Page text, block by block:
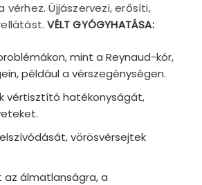
vérhez. Újjászervezi, erősíti,
VÉLT GYÓGYHATÁSA:
mint a Reynaud-kór,
például a vérszegénységen.
vértisztító hatékonyságát,
vörösvérsejtek
álmatlanságra, a